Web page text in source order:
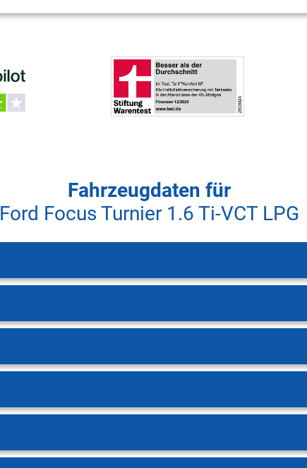
Fahrzeugdaten für
Ford Focus Turnier 1.6 Ti-VCT LPG